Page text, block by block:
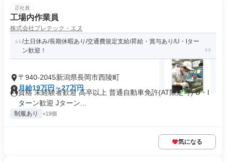
正社員
工場内作業員
株式会社プレテック・エヌ
/土日休み/長期休暇あり/交通費規定支給/昇給・賞与あり/U・Iター
ン歓迎！
〒940-2045新潟県長岡市西陵町
月給19万円～27万円
資格 未経験者歓迎 高卒以上 普通自動車免許(AT限定可) U・I
ターン歓迎 Jターン...
制服あり +19個
気になる